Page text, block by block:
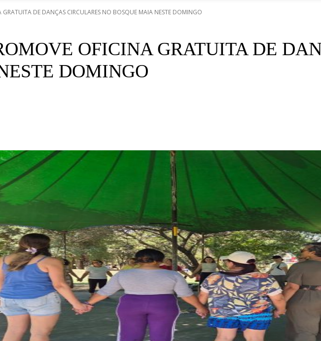
DE DANÇAS CIRCULARES NO BOSQUE MAIA NESTE DOMINGO
OFICINA GRATUITA DE
DOMINGO